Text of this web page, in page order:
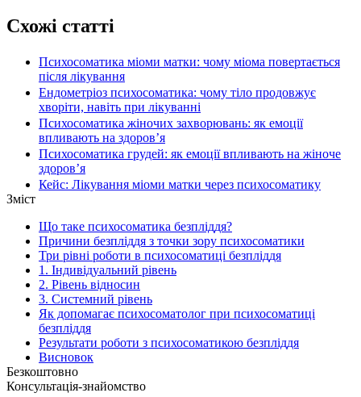
Схожі статті
Психосоматика міоми матки: чому міома повертається
після лікування
Ендометріоз психосоматика: чому тіло продовжує
хворіти, навіть при лікуванні
Психосоматика жіночих захворювань: як емоції
впливають на здоровʼя
Психосоматика грудей: як емоції впливають на жіноче
здоров’я
Кейс: Лікування міоми матки через психосоматику
Зміст
Що таке психосоматика безпліддя?
Причини безпліддя з точки зору психосоматики
Три рівні роботи в психосоматиці безпліддя
1. Індивідуальний рівень
2. Рівень відносин
3. Системний рівень
Як допомагає психосоматолог при психосоматиці
безпліддя
Результати роботи з психосоматикою безпліддя
Висновок
Безкоштовно
Консультація-знайомство